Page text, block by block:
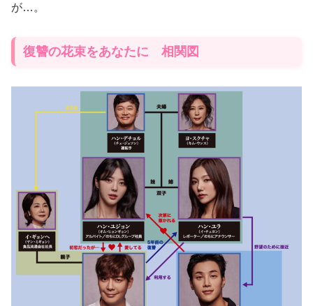
が…。
復讐の花束をあなたに 相関図